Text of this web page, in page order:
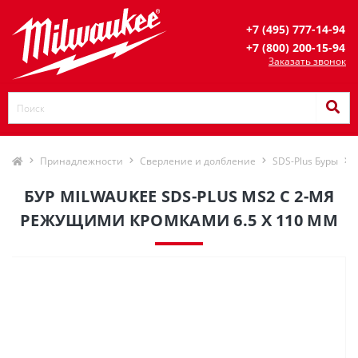
+7 (495) 777-14-94
+7 (800) 200-15-94
Заказать звонок
Принадлежности Сверление и долбление SDS-Plus Буры
БУР MILWAUKEE SDS-PLUS MS2 С 2-МЯ
РЕЖУЩИМИ КРОМКАМИ 6.5 X 110 ММ